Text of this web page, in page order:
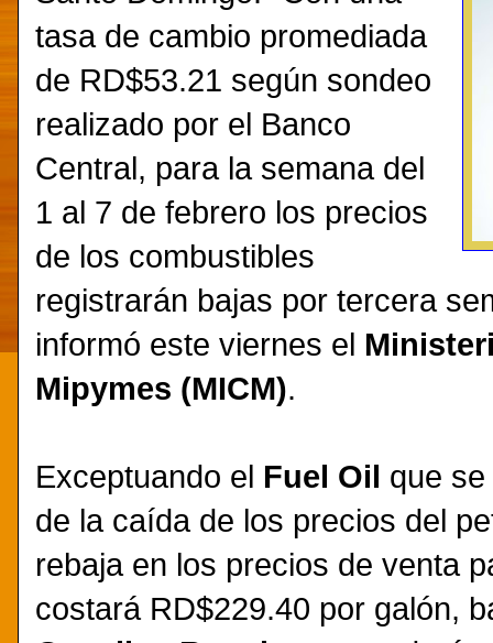
tasa de cambio promediada
de RD$53.21 según sondeo
realizado por el Banco
Central, para la semana del
1 al 7 de febrero los precios
de los combustibles
registrarán bajas por tercera
informó este viernes el
Mipymes (MICM).
Exceptuando el Fuel Oil que
de la caída de los precios del
rebaja en los precios de venta
costará RD$229.40 por galón,